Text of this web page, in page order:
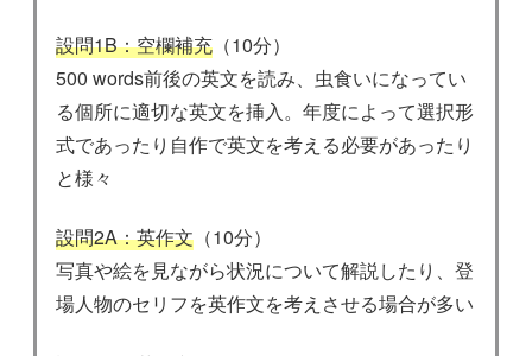
設問1B：空欄補充 （10分）
500 words前後の英文を読み、虫食いになってい
る個所に適切な英文を挿入。年度によって選択形
式であったり自作で英文を考える必要があったり
と様々
設問2A：英作文 （10分）
写真や絵を見ながら状況について解説したり、登
場人物のセリフを英作文を考えさせる場合が多い